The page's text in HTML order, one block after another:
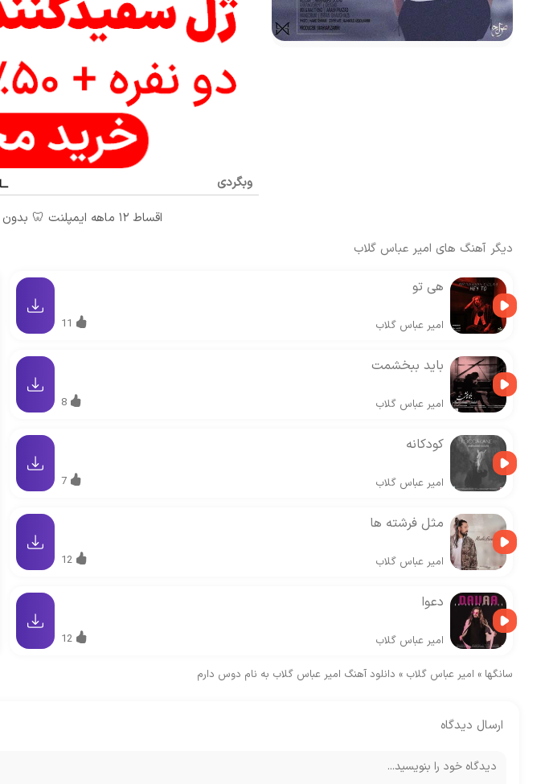
وبگردی
اقساط ۱۲ ماهه ایمپلنت 🦷 بدون چک و ضامن ✅
دیگر آهنگ های امیر عباس گلاب
هی تو
امیر عباس گلاب 11
باید ببخشمت
امیر عباس گلاب 8
کودکانه
امیر عباس گلاب 7
مثل فرشته ها
امیر عباس گلاب 12
دعوا
امیر عباس گلاب 12
سانگها » امیر عباس گلاب » دانلود آهنگ امیر عباس گلاب به نام دوس دارم
ارسال دیدگاه